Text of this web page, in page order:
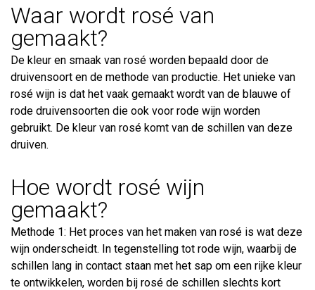
Waar wordt rosé van
gemaakt?
De kleur en smaak van rosé worden bepaald door de
druivensoort en de methode van productie. Het unieke van
rosé wijn is dat het vaak gemaakt wordt van de blauwe of
rode druivensoorten die ook voor rode wijn worden
gebruikt. De kleur van rosé komt van de schillen van deze
druiven.
Hoe wordt rosé wijn
gemaakt?
Methode 1: Het proces van het maken van rosé is wat deze
wijn onderscheidt. In tegenstelling tot rode wijn, waarbij de
schillen lang in contact staan met het sap om een rijke kleur
te ontwikkelen, worden bij rosé de schillen slechts kort